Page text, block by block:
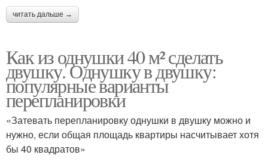
читать дальше →
Как из однушки 40 м² сделать
двушку. Однушку в двушку:
популярные варианты
перепланировки
«Затевать перепланировку однушки в двушку можно и
нужно, если общая площадь квартиры насчитывает хотя
бы 40 квадратов»